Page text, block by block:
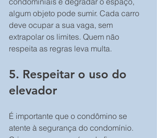
algum objeto pode sumir. Cada carro
deve ocupar a sua vaga, sem
extrapolar os limites. Quem não
respeita as regras leva multa.
5. Respeitar o uso do
elevador
É importante que o condômino se
atente à segurança do condomínio.